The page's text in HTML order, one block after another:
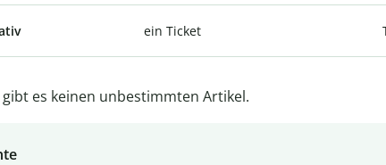
ein Ticket
es keinen unbestimmten Artikel.